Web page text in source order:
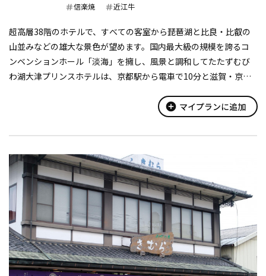
信楽焼
近江牛
超高層38階のホテルで、すべての客室から琵琶湖と比良・比叡の
山並みなどの雄大な景色が望めます。国内最大級の規模を誇るコ
ンベンションホール「淡海」を擁し、風景と調和してたたずむび
わ湖大津プリンスホテルは、京都駅から電車で10分と滋賀・京都
add_circle マイプランに追加